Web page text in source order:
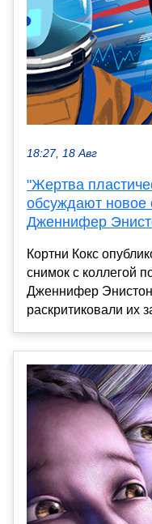
18:27, 18 Авг
"Жертва
обсуждают новое
Дженнифер
Кортни Кокс
снимок с коллегой
Дженнифер
раскритиковали их